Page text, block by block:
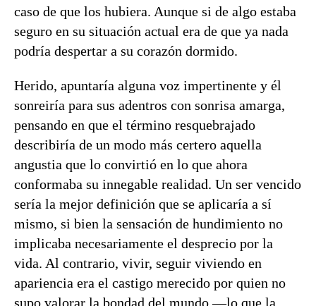
caso de que los hubiera. Aunque si de algo estaba
seguro en su situación actual era de que ya nada
podría despertar a su corazón dormido.
Herido, apuntaría alguna voz impertinente y él
sonreiría para sus adentros con sonrisa amarga,
pensando en que el término resquebrajado
describiría de un modo más certero aquella
angustia que lo convirtió en lo que ahora
conformaba su innegable realidad. Un ser vencido
sería la mejor definición que se aplicaría a sí
mismo, si bien la sensación de hundimiento no
implicaba necesariamente el desprecio por la
vida. Al contrario, vivir, seguir viviendo en
apariencia era el castigo merecido por quien no
supo valorar la bondad del mundo —lo que la